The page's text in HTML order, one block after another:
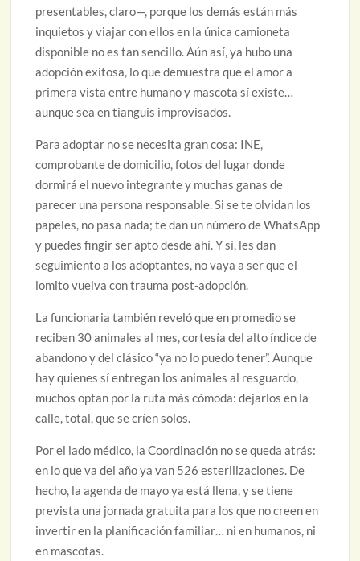
presentables, claro—, porque los demás están más
inquietos y viajar con ellos en la única camioneta
disponible no es tan sencillo. Aún así, ya hubo una
adopción exitosa, lo que demuestra que el amor a
primera vista entre humano y mascota sí existe…
aunque sea en tianguis improvisados.
Para adoptar no se necesita gran cosa: INE,
comprobante de domicilio, fotos del lugar donde
dormirá el nuevo integrante y muchas ganas de
parecer una persona responsable. Si se te olvidan los
papeles, no pasa nada; te dan un número de WhatsApp
y puedes fingir ser apto desde ahí. Y sí, les dan
seguimiento a los adoptantes, no vaya a ser que el
lomito vuelva con trauma post-adopción.
La funcionaria también reveló que en promedio se
reciben 30 animales al mes, cortesía del alto índice de
abandono y del clásico “ya no lo puedo tener”. Aunque
hay quienes sí entregan los animales al resguardo,
muchos optan por la ruta más cómoda: dejarlos en la
calle, total, que se críen solos.
Por el lado médico, la Coordinación no se queda atrás:
en lo que va del año ya van 526 esterilizaciones. De
hecho, la agenda de mayo ya está llena, y se tiene
prevista una jornada gratuita para los que no creen en
invertir en la planificación familiar… ni en humanos, ni
en mascotas.